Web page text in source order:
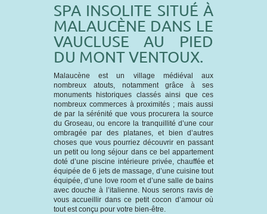
SPA INSOLITE SITUÉ À
MALAUCÈNE DANS LE
VAUCLUSE AU PIED
DU MONT VENTOUX.
Malaucène est un village médiéval aux
nombreux atouts, notamment grâce à ses
monuments historiques classés ainsi que ces
nombreux commerces à proximités ; mais aussi
de par la sérénité que vous procurera la source
du Groseau, ou encore la tranquillité d’une cour
ombragée par des platanes, et bien d’autres
choses que vous pourriez découvrir en passant
un petit ou long séjour dans ce bel appartement
doté d’une piscine intérieure privée, chauffée et
équipée de 6 jets de massage, d’une cuisine tout
équipée, d’une love room et d’une salle de bains
avec douche à l’italienne. Nous serons ravis de
vous accueillir dans ce petit cocon d’amour où
tout est conçu pour votre bien-être.